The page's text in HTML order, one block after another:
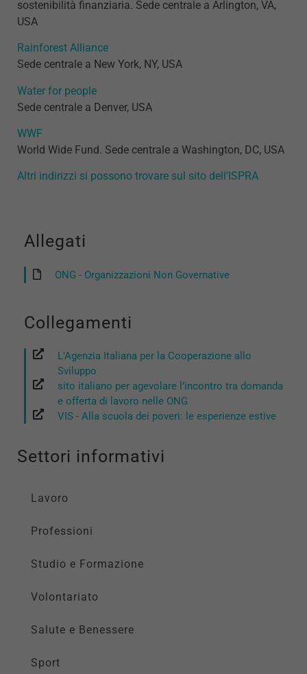
sostenibilità finanziaria. Sede centrale a Arlington, VA,
USA
Rainforest Alliance
Sede centrale a New York, NY, USA
Water for people
Sede centrale a Denver, USA
WWF
World Wide Fund. Sede centrale a Washington, DC, USA
Altri indirizzi si possono trovare sul sito dell’ISPRA
Allegati
ONG - Organizzazioni Non Governative
Collegamenti
L'Agenzia Italiana per la Cooperazione allo
Sviluppo
sito italiano per agevolare l’incontro tra domanda
e offerta di lavoro nelle ONG
VIS - Alla scuola dei poveri: le esperienze estive
Settori informativi
Lavoro
Professioni
Studio e Formazione
Volontariato
Salute e Benessere
Sport